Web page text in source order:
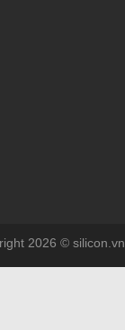
2026 © silicon.vn